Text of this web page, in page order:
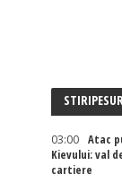
03:00
Atac
Kievului: val
cartiere